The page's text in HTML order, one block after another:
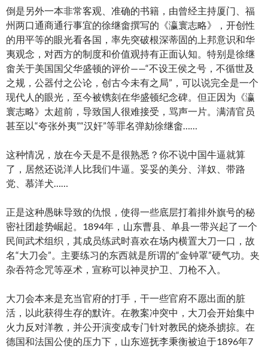
倒是另外一本非常客观、准确的书籍，由曾经主持厦门、福
州两口通商通行事宜的徐继畬撰写的《瀛寰志略》，开创性
的用平等的眼光看各国，率先突破根深蒂固的上邦意识和华
夷观念，对西方的制度和价值观持有正面认知。特别是徐继
畬关于美国国父华盛顿的评价——“不设王侯之号，不循世及
之规，公器付之公论，创古今未有之局”，可以说完全是一个
现代人的眼光，至今被镌刻在华盛顿纪念碑。但正因为《瀛
寰志略》太超前，导致国人很难接受，骂声一片。满清官员
甚至以“夸张外夷”“汉奸”等罪名弹劾徐继畬……
这种情况，放在今天是不是很熟悉？你不说中国牛逼就算
了，居然还说洋人比我们牛逼。妥妥的美分、洋奴、带路
党、慕洋犬……
正是这种愚昧导致的仇恨，使得一些底层打着排外旗号的秘
密社团趁势崛起。1894年，山东曹县、单县一带兴起了一个
民间武术组织，其成员练武时喜欢在场内横置大刀一口，故
名“大刀会”。主要练习的东西就是所谓的“金钟罩”硬气功。夹
杂吞符念咒等巫术，宣称可以神灵护卫、刀枪不入。
大刀会本来是充当官府的打手，干一些官府不愿出面的脏
活，以此获得生存的默许。在教案冲突中，大刀会开始集中
火力反对洋教，并公开演变成专门针对教民的烧杀掳掠。在
德国和法国公使的压力下，山东巡抚李秉衡被迫于1896年7